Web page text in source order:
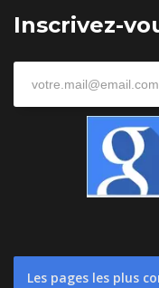
Inscrivez-
Les pages les plus